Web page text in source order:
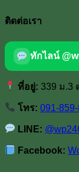
ติดต่อเรา
ทักไลน์
ที่อยู่: 339 ม.3
โทร: 091-
LINE:
Facebook: